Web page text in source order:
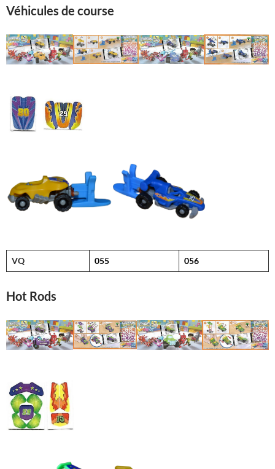
Véhicules de course
VQ 055 056
Hot Rods